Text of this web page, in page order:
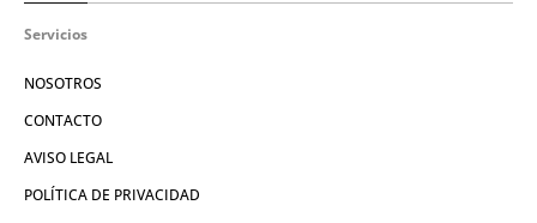
Servicios
NOSOTROS
CONTACTO
AVISO LEGAL
POLÍTICA DE PRIVACIDAD